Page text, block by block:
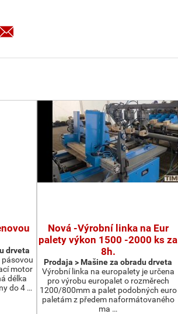
drveta
pásovou
motor
délka
do 4 …
Nová -Výrobní linka na Eur
palety výkon 1500 -2000 ks za
8h.
Prodaja > Мašine za obradu drveta
Výrobní linka na europalety je určena
pro výrobu europalet o rozměrech
1200/800mm a palet podobných euro
paletám z předem naformátovaného
ma …